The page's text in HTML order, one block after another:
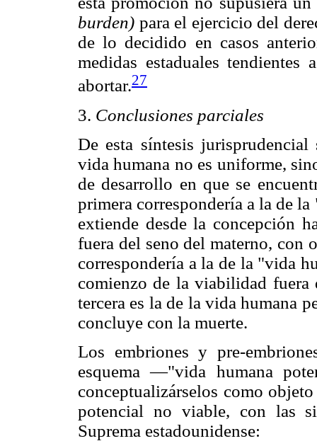
burden) para el ejercicio del
de lo decidido en casos
medidas estaduales
abortar.27
3. Conclusiones parciales
De esta síntesis
vida humana no es uniforme,
de desarrollo en que se
primera correspondería a la de
extiende desde la concepción
fuera del seno del materno, con
correspondería a la de la "vida
comienzo de la viabilidad fuera
tercera es la de la vida humana
concluye con la muerte.
Los embriones y pre-
esquema —"vida humana
conceptualizárselos como
potencial no viable, con las
Suprema estadounidense: